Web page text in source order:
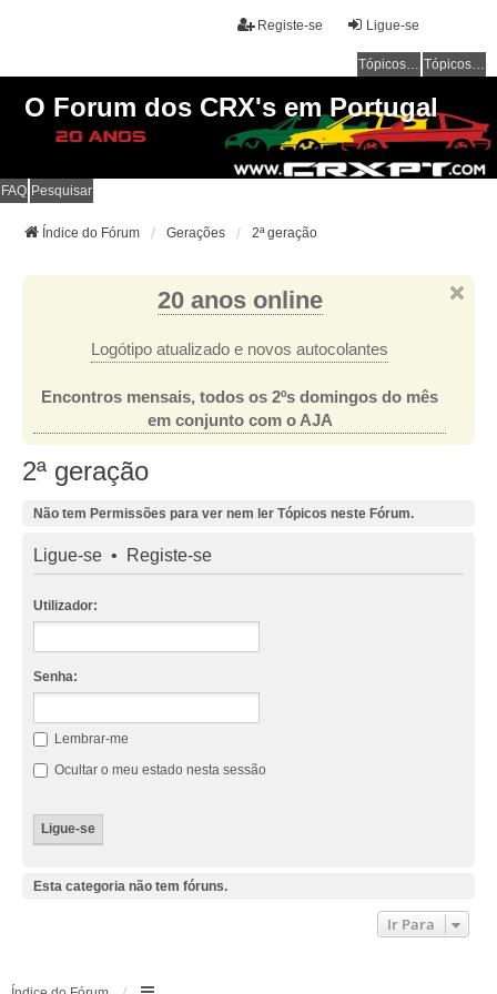
Ligue-se
Registe-se
Tópicos sem resposta Tópicos ativos
O Forum dos CRX's em Portugal
FAQ Pesquisar
Índice do Fórum Gerações 2ª geração
20 anos online
Logótipo atualizado e novos autocolantes
Encontros mensais, todos os 2ºs domingos do mês
em conjunto com o AJA
2ª geração
Não tem Permissões para ver nem ler Tópicos neste Fórum.
Ligue-se • Registe-se
Utilizador:
Senha:
Lembrar-me
Ocultar o meu estado nesta sessão
Esta categoria não tem fóruns.
Ir Para